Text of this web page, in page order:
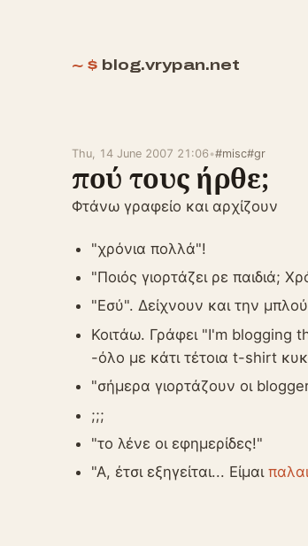
blog.vrypan.net
Thu, 14 June 2007 21:06 •#misc#gr
πού τους ήρθε;
Φτάνω γραφείο και αρχίζουν
"χρόνια πολλά"!
"Ποιός γιορτάζει ρε παιδιά;
"Εσύ". Δείχνουν και την
Κοιτάω. Γράφει "I'm blogging
-όλο με κάτι τέτοια t-shirt
"σήμερα γιορτάζουν οι
;;;
"το λένε οι εφημερίδες!"
"A, έτσι εξηγείται... Είμαι